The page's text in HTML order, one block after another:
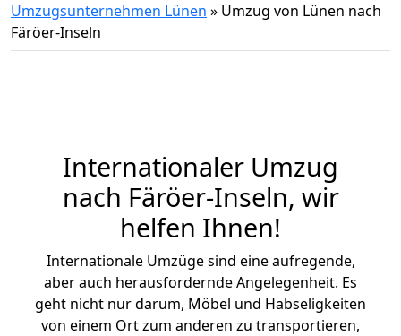
Umzugsunternehmen Lünen » Umzug von Lünen nach
Färöer-Inseln
Internationaler Umzug
nach Färöer-Inseln, wir
helfen Ihnen!
Internationale Umzüge sind eine aufregende,
aber auch herausfordernde Angelegenheit. Es
geht nicht nur darum, Möbel und Habseligkeiten
von einem Ort zum anderen zu transportieren,